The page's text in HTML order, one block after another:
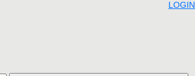
LOGIN